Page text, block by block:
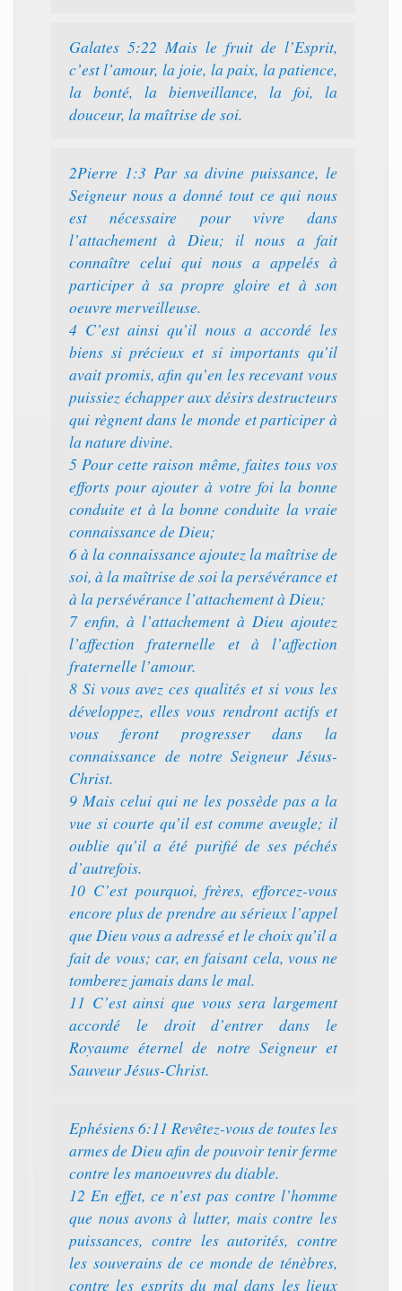
Galates 5:22 Mais le fruit de l’Esprit,
c’est l’amour, la joie, la paix, la patience,
la bonté, la bienveillance, la foi, la
douceur, la maîtrise de soi.
2Pierre 1:3 Par sa divine puissance, le
Seigneur nous a donné tout ce qui nous
est nécessaire pour vivre dans
l’attachement à Dieu; il nous a fait
connaître celui qui nous a appelés à
participer à sa propre gloire et à son
oeuvre merveilleuse.
4 C’est ainsi qu’il nous a accordé les
biens si précieux et si importants qu’il
avait promis, afin qu’en les recevant vous
puissiez échapper aux désirs destructeurs
qui règnent dans le monde et participer à
la nature divine.
5 Pour cette raison même, faites tous vos
efforts pour ajouter à votre foi la bonne
conduite et à la bonne conduite la vraie
connaissance de Dieu;
6 à la connaissance ajoutez la maîtrise de
soi, à la maîtrise de soi la persévérance et
à la persévérance l’attachement à Dieu;
7 enfin, à l’attachement à Dieu ajoutez
l’affection fraternelle et à l’affection
fraternelle l’amour.
8 Si vous avez ces qualités et si vous les
développez, elles vous rendront actifs et
vous feront progresser dans la
connaissance de notre Seigneur Jésus-
Christ.
9 Mais celui qui ne les possède pas a la
vue si courte qu’il est comme aveugle; il
oublie qu’il a été purifié de ses péchés
d’autrefois.
10 C’est pourquoi, frères, efforcez-vous
encore plus de prendre au sérieux l’appel
que Dieu vous a adressé et le choix qu’il a
fait de vous; car, en faisant cela, vous ne
tomberez jamais dans le mal.
11 C’est ainsi que vous sera largement
accordé le droit d’entrer dans le
Royaume éternel de notre Seigneur et
Sauveur Jésus-Christ.
Ephésiens 6:11 Revêtez-vous de toutes les
armes de Dieu afin de pouvoir tenir ferme
contre les manoeuvres du diable.
12 En effet, ce n’est pas contre l’homme
que nous avons à lutter, mais contre les
puissances, contre les autorités, contre
les souverains de ce monde de ténèbres,
contre les esprits du mal dans les lieux